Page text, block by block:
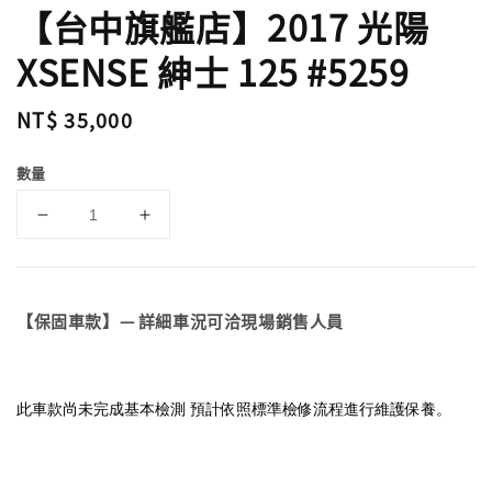
【台中旗艦店】2017 光陽
XSENSE 紳士 125 #5259
Regular
NT$ 35,000
數量
【保固車款】— 詳細車況可洽現場銷售人員
此車款尚未完成基本檢測 預計依照標準檢修流程進行維護保養。